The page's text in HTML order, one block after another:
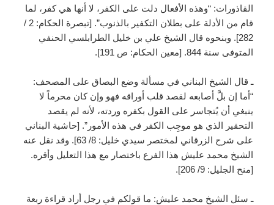
القاذورات: “وهذه الأفعال دلت على الكفر، لا أنها هي كفر، لما
قام من الأدلة على بطلان التكفير بالذنوب”. [تبصرة الحكام: 2 /
282]. وبنحوه قال الشيخ علي بن خليل الطرابلسي الحنفي
المتوفى سنة 844. [معين الحكام: ص 191].
ـ قال الشيخ البناني في مسألة وضع البصاق على المصحف:
“أما إن بلَّ أصابعه لقصد قلب أوراقه فهو وإن كان محرماً لا
ينبغي أن يُتجاسر على القول بكفره وردته، لأنه لم يقصد
التحقير الذي هو موجِب الكفر في هذه الأمور”. [حاشية البناني
على شرح الزرقاني لمختصر سيدي خليل: 8/ 63]. وقد نقل عنه
الشيخ محمد عليش هذا الفرع باختصار مع هذا التعليل وأقره.
[منح الجليل: 9/ 206].
ـ سئل الشيخ محمد عليش: ما قولكم في رجل أراد قراءة ربعة